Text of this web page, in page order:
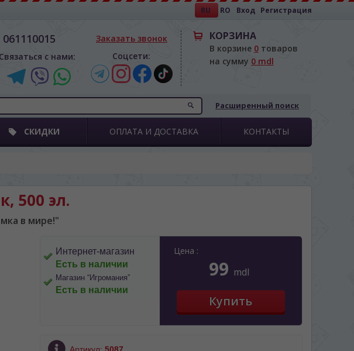
RU RO Вход Регистрация
061110015
Связаться с нами:
Заказать звонок
Соцсети:
КОРЗИНА
В корзине 0товаров
на сумму 0 mdl
Расширенный поиск
СКИДКИ ОПЛАТА И ДОСТАВКА КОНТАКТЫ
500 эл.
в мире!"
Цена :
99 mdl
Интернет-магазин
Есть в наличии
Магазин “Игромания”
Есть в наличии